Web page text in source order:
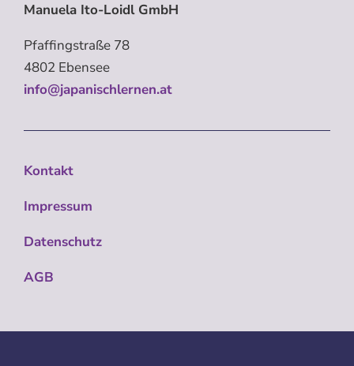
Manuela Ito-Loidl GmbH
Pfaffingstraße 78
4802 Ebensee
info@japanischlernen.at
Kontakt
Impressum
Datenschutz
AGB